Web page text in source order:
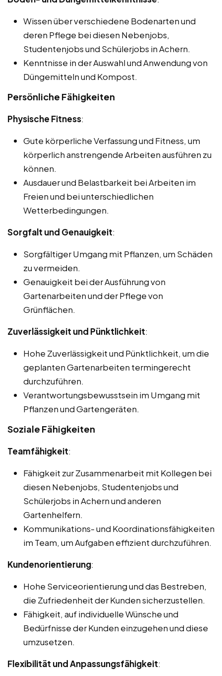
Wissen über verschiedene Bodenarten und
deren Pflege bei diesen Nebenjobs,
Studentenjobs und Schülerjobs in Achern.
Kenntnisse in der Auswahl und Anwendung von
Düngemitteln und Kompost.
Persönliche Fähigkeiten
Physische Fitness:
Gute körperliche Verfassung und Fitness, um
körperlich anstrengende Arbeiten ausführen zu
können.
Ausdauer und Belastbarkeit bei Arbeiten im
Freien und bei unterschiedlichen
Wetterbedingungen.
Sorgfalt und Genauigkeit:
Sorgfältiger Umgang mit Pflanzen, um Schäden
zu vermeiden.
Genauigkeit bei der Ausführung von
Gartenarbeiten und der Pflege von
Grünflächen.
Zuverlässigkeit und Pünktlichkeit:
Hohe Zuverlässigkeit und Pünktlichkeit, um die
geplanten Gartenarbeiten termingerecht
durchzuführen.
Verantwortungsbewusstsein im Umgang mit
Pflanzen und Gartengeräten.
Soziale Fähigkeiten
Teamfähigkeit:
Fähigkeit zur Zusammenarbeit mit Kollegen bei
diesen Nebenjobs, Studentenjobs und
Schülerjobs in Achern und anderen
Gartenhelfern.
Kommunikations- und Koordinationsfähigkeiten
im Team, um Aufgaben effizient durchzuführen.
Kundenorientierung:
Hohe Serviceorientierung und das Bestreben,
die Zufriedenheit der Kunden sicherzustellen.
Fähigkeit, auf individuelle Wünsche und
Bedürfnisse der Kunden einzugehen und diese
umzusetzen.
Flexibilität und Anpassungsfähigkeit: